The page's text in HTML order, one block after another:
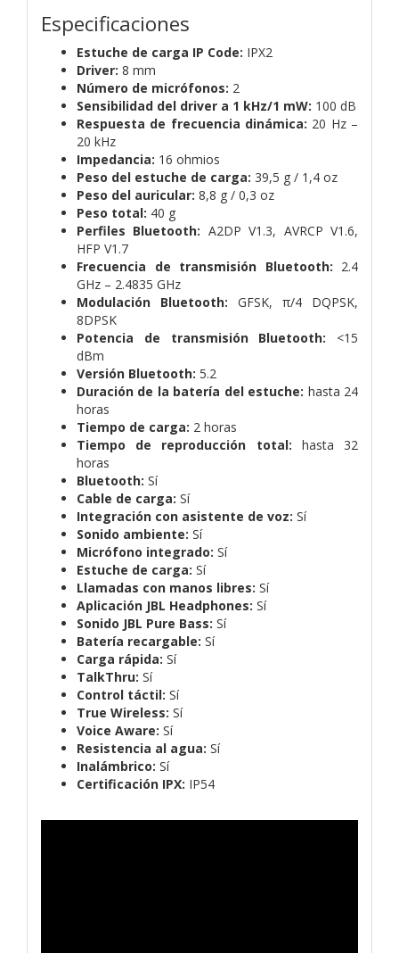
Especificaciones
Estuche de carga IP Code: IPX2
Driver: 8 mm
Número de micrófonos: 2
Sensibilidad del driver a 1 kHz/1 mW: 100 dB
Respuesta de frecuencia dinámica: 20 Hz –
20 kHz
Impedancia: 16 ohmios
Peso del estuche de carga: 39,5 g / 1,4 oz
Peso del auricular: 8,8 g / 0,3 oz
Peso total: 40 g
Perfiles Bluetooth: A2DP V1.3, AVRCP V1.6,
HFP V1.7
Frecuencia de transmisión Bluetooth: 2.4
GHz – 2.4835 GHz
Modulación Bluetooth: GFSK, π/4 DQPSK,
8DPSK
Potencia de transmisión Bluetooth: <15
dBm
Versión Bluetooth: 5.2
Duración de la batería del estuche: hasta 24
horas
Tiempo de carga: 2 horas
Tiempo de reproducción total: hasta 32
horas
Bluetooth: Sí
Cable de carga: Sí
Integración con asistente de voz: Sí
Sonido ambiente: Sí
Micrófono integrado: Sí
Estuche de carga: Sí
Llamadas con manos libres: Sí
Aplicación JBL Headphones: Sí
Sonido JBL Pure Bass: Sí
Batería recargable: Sí
Carga rápida: Sí
TalkThru: Sí
Control táctil: Sí
True Wireless: Sí
Voice Aware: Sí
Resistencia al agua: Sí
Inalámbrico: Sí
Certificación IPX: IP54